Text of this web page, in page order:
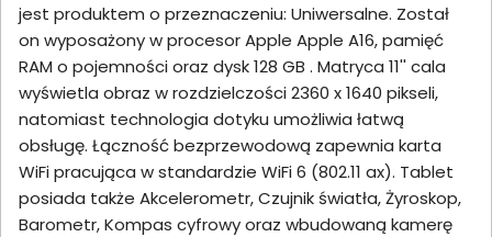
jest produktem o przeznaczeniu: Uniwersalne. Został
on wyposażony w procesor Apple Apple A16, pamięć
RAM o pojemności oraz dysk 128 GB . Matryca 11'' cala
wyświetla obraz w rozdzielczości 2360 x 1640 pikseli,
natomiast technologia dotyku umożliwia łatwą
obsługę. Łączność bezprzewodową zapewnia karta
WiFi pracująca w standardzie WiFi 6 (802.11 ax). Tablet
posiada także Akcelerometr, Czujnik światła, Żyroskop,
Barometr, Kompas cyfrowy oraz wbudowaną kamerę